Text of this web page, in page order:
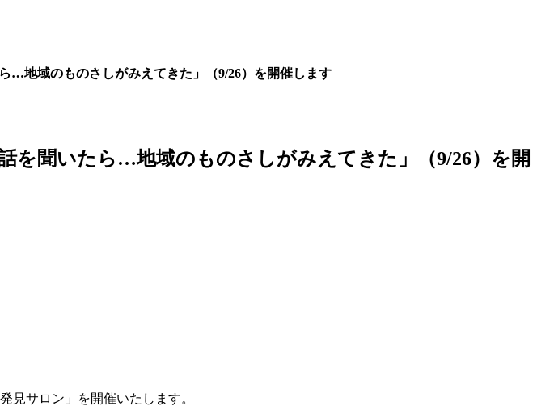
地域のものさしがみえてきた」（9/26）を開催します
聞いたら…地域のものさしがみえてきた」（9/26）を開
見サロン」を開催いたします。